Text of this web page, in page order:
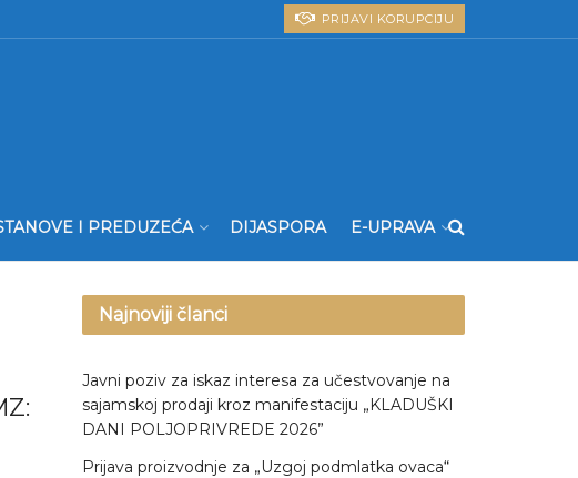
PRIJAVI KORUPCIJU
I PREDUZEĆA DIJASPORA E-UPRAVA
Najnoviji članci
Javni poziv za iskaz interesa za učestvovanje na
sajamskoj prodaji kroz manifestaciju „KLADUŠKI
DANI POLJOPRIVREDE 2026”
Prijava proizvodnje za „Uzgoj podmlatka ovaca“